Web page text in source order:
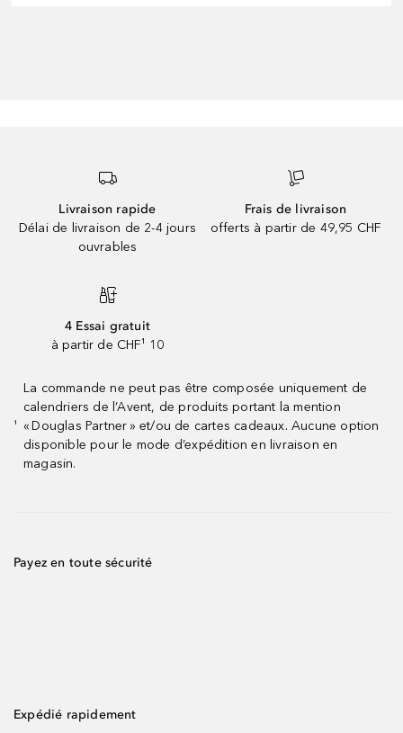
Livraison rapide
Délai de livraison de 2-4 jours
ouvrables
Frais de livraison
offerts à partir de 49,95 CHF
4 Essai gratuit
à partir de CHF¹ 10
¹
La commande ne peut pas être composée uniquement de
calendriers de l’Avent, de produits portant la mention
« Douglas Partner » et/ou de cartes cadeaux. Aucune option
disponible pour le mode d’expédition en livraison en
magasin.
Payez en toute sécurité
Expédié rapidement